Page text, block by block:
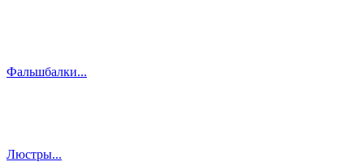
Фальшбалки...
Люстры...